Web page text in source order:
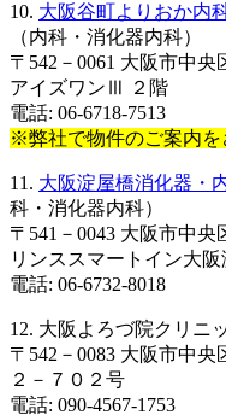
10. 大阪谷町よりおか内
（内科・消化器内科）
〒542－0061 大阪市中
アイズワンⅢ ２階
電話: 06-6718-7513
※弊社で物件のご案内を
11. 大阪淀屋橋消化器・
科・消化器内科）
〒541－0043 大阪市中
リンススマートイン大阪
電話: 06-6732-8018
12. 大阪よろづ院クリニ
〒542－0083 大阪市中
２－７０２号
電話: 090-4567-1753